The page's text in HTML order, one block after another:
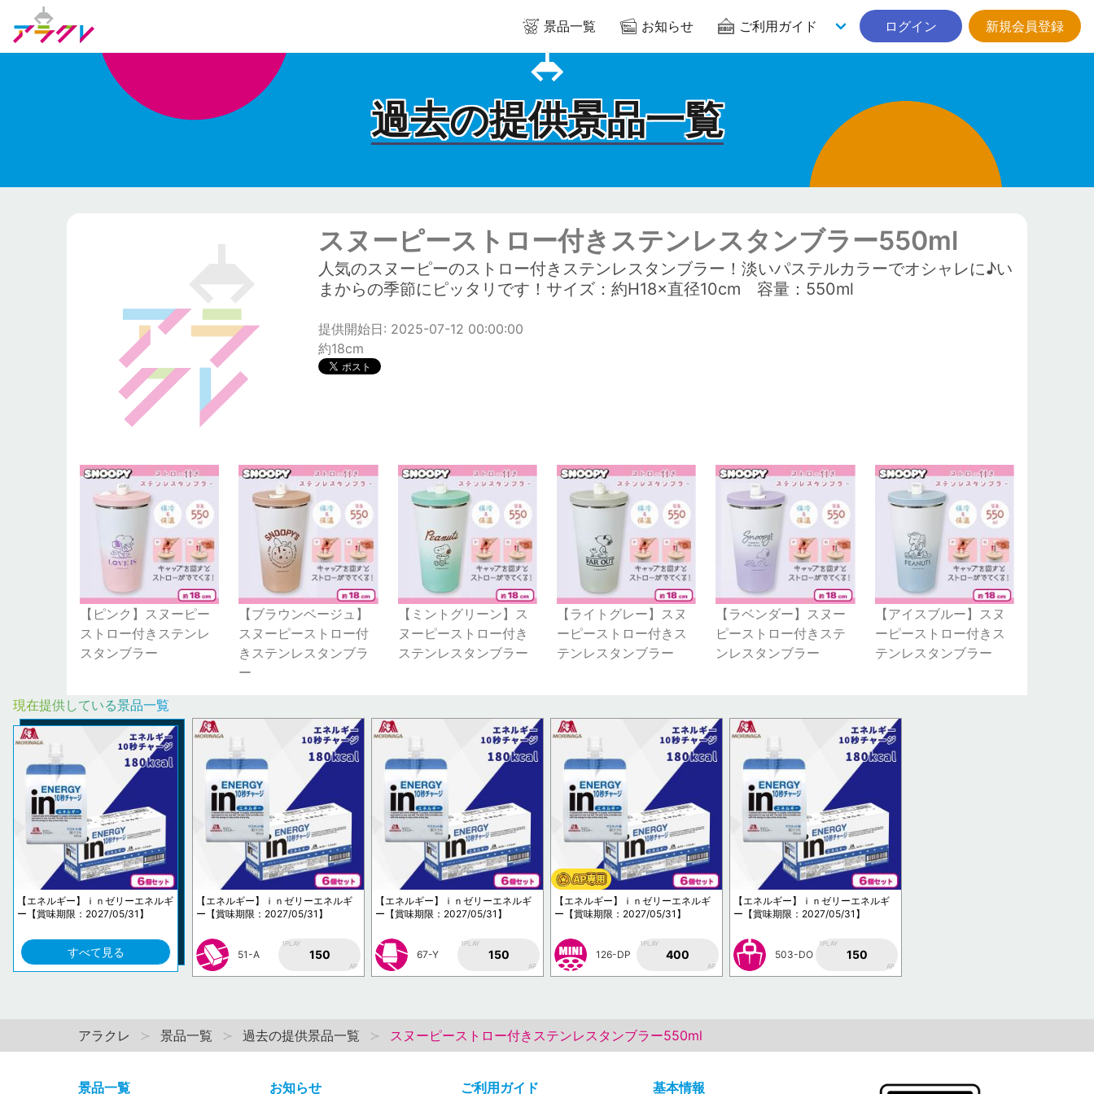
景品一覧 お知らせ ご利用ガイド ログイン 新規会員登録
過去の提供景品一覧
スヌーピーストロー付きステンレスタンブラー550ml
人気のスヌーピーのストロー付きステンレスタンブラー！淡いパステルカラーでオシャレに♪い
まからの季節にピッタリです！サイズ：約H18×直径10cm 容量：550ml
提供開始日: 2025-07-12 00:00:00
約18cm
【ピンク】スヌーピー
ストロー付きステンレ
スタンブラー
【ブラウンベージュ】
スヌーピーストロー付
きステンレスタンブラ
ー
【ミントグリーン】ス
ヌーピーストロー付き
ステンレスタンブラー
【ライトグレー】スヌ
ーピーストロー付きス
テンレスタンブラー
【ラベンダー】スヌー
ピーストロー付きステ
ンレスタンブラー
【アイスブルー】スヌ
ーピーストロー付きス
テンレスタンブラー
現在提供している景品一覧
【エネルギー】ｉｎゼリーエネルギ
ー【賞味期限：2027/05/31】
すべて見る
【エネルギー】ｉｎゼリーエネルギ
ー【賞味期限：2027/05/31】
51-A
1PLAY
150
AP
【エネルギー】ｉｎゼリーエネルギ
ー【賞味期限：2027/05/31】
67-Y
1PLAY
150
AP
【エネルギー】ｉｎゼリーエネルギ
ー【賞味期限：2027/05/31】
126-DP
1PLAY
400
AP
【エネルギー】ｉｎゼリーエネルギ
ー【賞味期限：2027/05/31】
503-DO
1PLAY
150
AP
アラクレ 景品一覧 過去の提供景品一覧 スヌーピーストロー付きステンレスタンブラー550ml
景品一覧 お知らせ ご利用ガイド 基本情報